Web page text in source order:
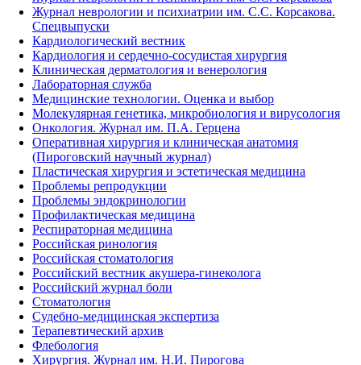
Журнал неврологии и психиатрии им. С.С. Корсакова.
Спецвыпуски
Кардиологический вестник
Кардиология и сердечно-сосудистая хирургия
Клиническая дерматология и венерология
Лабораторная служба
Медицинские технологии. Оценка и выбор
Молекулярная генетика, микробиология и вирусология
Онкология. Журнал им. П.А. Герцена
Оперативная хирургия и клиническая анатомия
(Пироговский научный журнал)
Пластическая хирургия и эстетическая медицина
Проблемы репродукции
Проблемы эндокринологии
Профилактическая медицина
Респираторная медицина
Российская ринология
Российская стоматология
Российский вестник акушера-гинеколога
Российский журнал боли
Стоматология
Судебно-медицинская экспертиза
Терапевтический архив
Флебология
Хирургия. Журнал им. Н.И. Пирогова